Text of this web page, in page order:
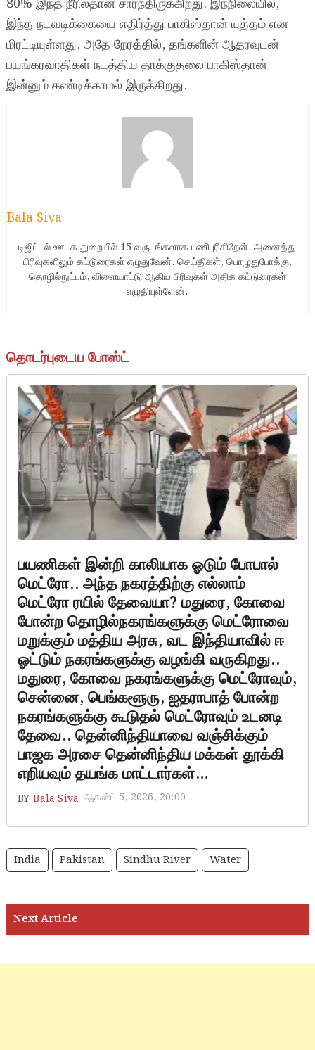
இந்த நடவடிக்கையை எதிர்த்து பாகிஸ்தான் யுத்தம் என
மிரட்டியுள்ளது. அதே நேரத்தில், தங்களின் ஆதரவுடன்
பயங்கரவாதிகள் நடத்திய தாக்குதலை பாகிஸ்தான்
இன்னும் கண்டிக்காமல் இருக்கிறது.
Bala Siva
டிஜிட்டல் ஊடக துறையில் 15 வருடங்களாக பணிபுரிகிறேன். அனைத்து
பிரிவுகளிலும் கட்டுரைகள் எழுதுவேன். செய்திகள், பொழுதுபோக்கு,
தொழில்நுட்பம், விளையாட்டு ஆகிய பிரிவுகள் அதிக கட்டுரைகள்
எழுதியுள்ளேன்.
தொடர்புடைய போஸ்ட்
பயணிகள் இன்றி காலியாக ஓடும் போபால்
மெட்ரோ.. அந்த நகரத்திற்கு எல்லாம்
மெட்ரோ ரயில் தேவையா? மதுரை, கோவை
போன்ற தொழில்நகரங்களுக்கு மெட்ரோவை
மறுக்கும் மத்திய அரசு, வட இந்தியாவில் ஈ
ஓட்டும் நகரங்களுக்கு வழங்கி வருகிறது..
மதுரை, கோவை நகரங்களுக்கு மெட்ரோவும்,
சென்னை, பெங்களூரு, ஐதராபாத் போன்ற
நகரங்களுக்கு கூடுதல் மெட்ரோவும் உடனடி
தேவை.. தென்னிந்தியாவை வஞ்சிக்கும்
பாஜக அரசை தென்னிந்திய மக்கள் தூக்கி
எறியவும் தயங்க மாட்டார்கள்…
BY Bala Siva ஆகஸ்ட் 5, 2026, 20:00
India Pakistan Sindhu River Water